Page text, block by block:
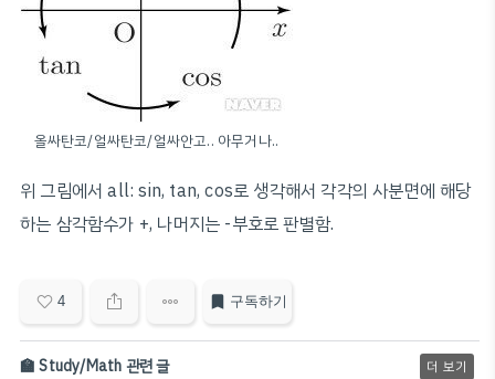
올싸탄코/얼싸탄코/얼싸안고.. 아무거나..
위 그림에서 all: sin, tan, cos로 생각해서 각각의 사분면에 해당
하는 삼각함수가 +, 나머지는 -부호로 판별함.
4 구독하기
🏫 Study/Math 관련 글 더 보기